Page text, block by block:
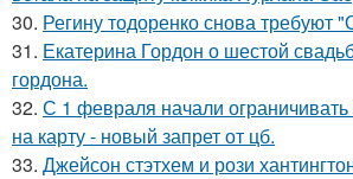
30. Регину тодоренко снова требуют
31. Екатерина Гордон о шестой
гордона.
32. С 1 февраля начали
на карту - новый запрет от цб.
33. Джейсон стэтхем и рози